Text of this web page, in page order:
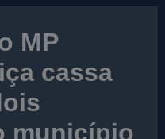
MP
cassa
município